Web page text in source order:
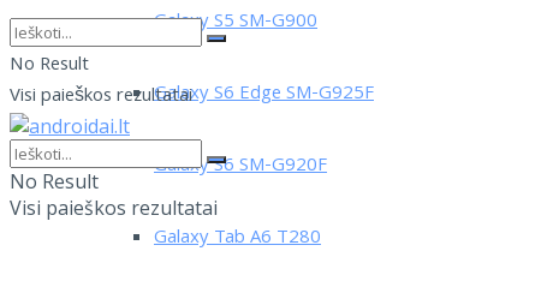
Galaxy S5 SM-G900
Galaxy S6 Edge SM-G925F
Galaxy S6 SM-G920F
Galaxy Tab A6 T280
No Result
Visi paieškos rezultatai
No Result
Visi paieškos rezultatai